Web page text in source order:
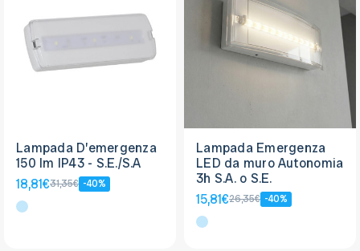
Lampada D’emergenza
150 lm IP43 - S.E./S.A
18,81€31,35€ -40%
Lampada Emergenza
LED da muro Autonomia
3h S.A. o S.E.
15,81€26,35€ -40%